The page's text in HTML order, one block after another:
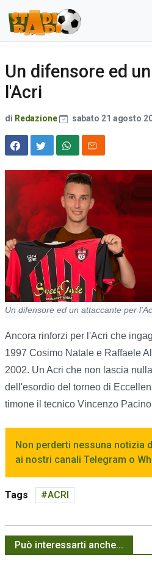
Un difensore ed
l'Acri
di Redazione sabato 21 agosto
Un difensore ed un attaccante per
Ancora rinforzi per l'Acri che
1997 Cosimo Natale e Raffaele
2002. Un Acri che non lascia
dell'esordio del torneo di
timone il tecnico Vincenzo Pacino
Non perderti nessuna notizia
ai nostri canali Telegram o
Tags ACRI
Può interessarti anche...